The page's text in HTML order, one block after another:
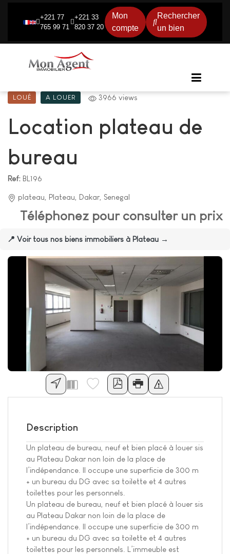
+221 77
765 99 71
+221 33
820 37 20
Mon
compte
Rechercher
un bien
LOUÉ A LOUER 3966 views
Location plateau de
bureau
Ref: BL196
plateau, Plateau, Dakar, Senegal
Téléphonez pour consulter un prix
📍 Voir tous nos biens immobiliers à Plateau →
Description
Un plateau de bureau, neuf et bien placé à louer sis
au Plateau Dakar non loin de la place de
l’indépendance. Il occupe une superficie de 300 m²
+ un bureau du DG avec sa toilette et 4 autres
toilettes pour les personnels.
Un plateau de bureau, neuf et bien placé à louer sis
au Plateau Dakar non loin de la place de
l’indépendance. Il occupe une superficie de 300 m²
+ un bureau du DG avec sa toilette et 4 autres
toilettes pour les personnels. L’immeuble est